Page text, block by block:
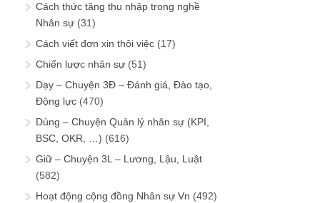
Cách thức tăng thu nhập trong nghề
Nhân sự (31)
Cách viết đơn xin thôi việc (17)
Chiến lược nhân sự (51)
Dạy – Chuyện 3Đ – Đánh giá, Đào tạo,
Động lực (470)
Dùng – Chuyện Quản lý nhân sự (KPI,
BSC, OKR, …) (616)
Giữ – Chuyện 3L – Lương, Lậu, Luật
(582)
Hoạt động cộng đồng Nhân sự Vn (492)